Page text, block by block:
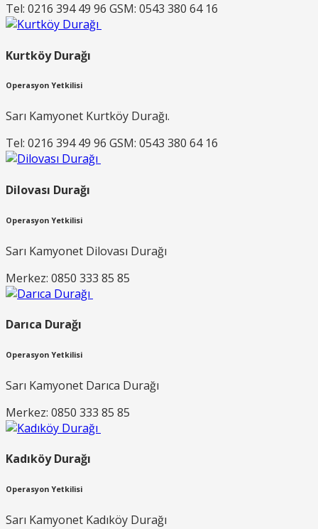
Tel: 0216 394 49 96 GSM: 0543 380 64 16
Kurtköy Durağı
Operasyon Yetkilisi
Sarı Kamyonet Kurtköy Durağı.
Tel: 0216 394 49 96 GSM: 0543 380 64 16
Dilovası Durağı
Operasyon Yetkilisi
Sarı Kamyonet Dilovası Durağı
Merkez: 0850 333 85 85
Darıca Durağı
Operasyon Yetkilisi
Sarı Kamyonet Darıca Durağı
Merkez: 0850 333 85 85
Kadıköy Durağı
Operasyon Yetkilisi
Sarı Kamyonet Kadıköy Durağı